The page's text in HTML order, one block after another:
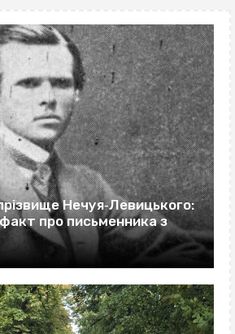
Нечуя‐Левицького:
про письменника з